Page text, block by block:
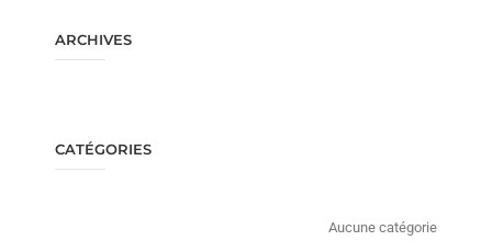
ARCHIVES
CATÉGORIES
Aucune catégorie